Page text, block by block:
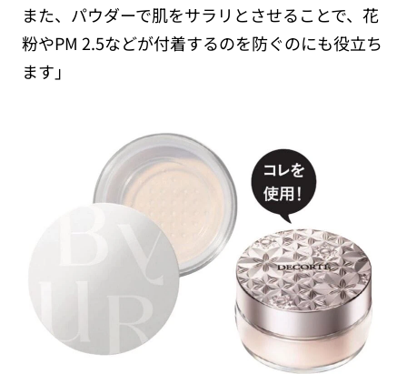
また、パウダーで肌をサラリとさせることで、花
粉やPM 2.5などが付着するのを防ぐのにも役立ち
ます」